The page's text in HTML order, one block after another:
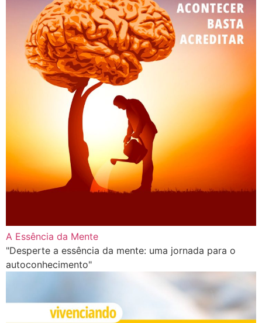
A Essência da Mente
"Desperte a essência da mente: uma jornada para o
autoconhecimento"